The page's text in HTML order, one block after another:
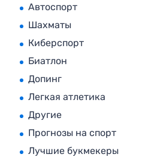
Автоспорт
Шахматы
Киберспорт
Биатлон
Допинг
Легкая атлетика
Другие
Прогнозы на спорт
Лучшие букмекеры